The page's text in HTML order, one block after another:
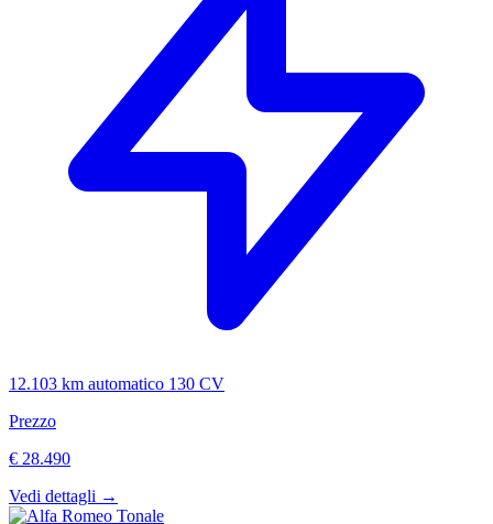
12.103 km automatico 130 CV
Prezzo
€ 28.490
Vedi dettagli →